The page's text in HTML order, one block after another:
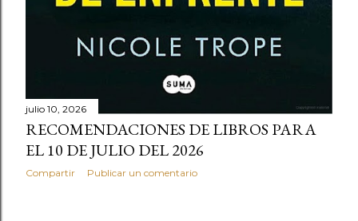
julio 10, 2026
RECOMENDACIONES DE LIBROS PARA
EL 10 DE JULIO DEL 2026
Compartir Publicar un comentario